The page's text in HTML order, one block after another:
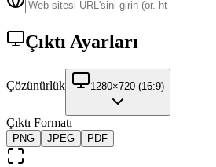
Çıktı Ayarları
Çözünürlük 1280×720 (16:9)
Çıktı Formatı
PNG JPEG PDF